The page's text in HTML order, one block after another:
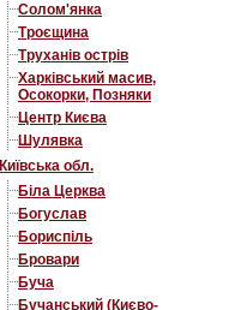
Солом'янка
Троєщина
Труханів острів
Харківський масив,
Осокорки, Позняки
Центр Києва
Шулявка
Київська обл.
Біла Церква
Богуслав
Бориспіль
Бровари
Буча
Бучанський (Києво-